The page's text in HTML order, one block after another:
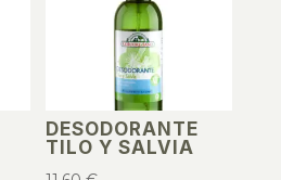
DESODORANTE
TILO Y SALVIA